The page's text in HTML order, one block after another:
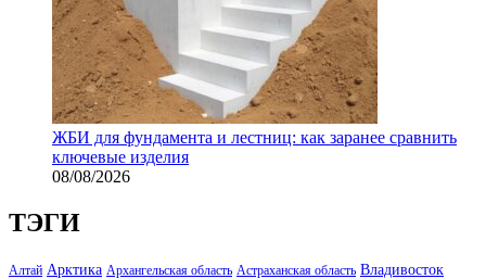
ЖБИ для фундамента и лестниц: как заранее сравнить
ключевые изделия
08/08/2026
ТЭГИ
Алтай Арктика Архангельская область Астраханская область Владивосток